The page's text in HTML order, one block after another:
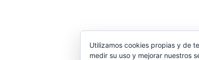
Utilizamos cookies propias y de
medir su uso y mejorar nuestros